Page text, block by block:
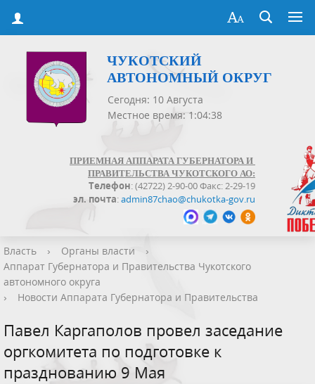
ЧУКОТСКИЙ
АВТОНОМНЫЙ ОКРУГ
Сегодня: 10 Августа
Местное время: 1:04:39
ПРИЕМНАЯ АППАРАТА ГУБЕРНАТОРА И
ПРАВИТЕЛЬСТВА ЧУКОТСКОГО АО:
Телефон: (42722) 2-90-00 Факс: 2-29-19
эл. почта:admin87chao@chukotka-gov.ru
Власть › Органы власти
›
Аппарат Губернатора и Правительства Чукотского
автономного округа
›
Новости Аппарата Губернатора и Правительства
Павел Каргаполов провел заседание
оргкомитета по подготовке к
празднованию 9 Мая